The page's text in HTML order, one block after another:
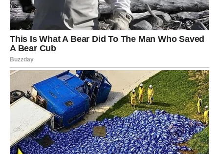
Pozitivni pomaci na poslu donose više sigurnosti i
optimizma.
Poruka zvijezda
Vjerujte u svoj potencijal.
STRIJELAC
VELIKI USPJEH KONAČNO DOLAZI
Strijelčevi ulaze u period tokom kojeg će osjetiti da se